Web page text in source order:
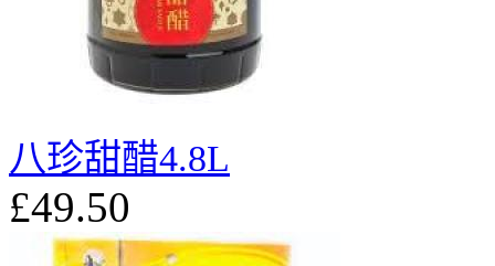
八珍甜醋4.8L
£49.50